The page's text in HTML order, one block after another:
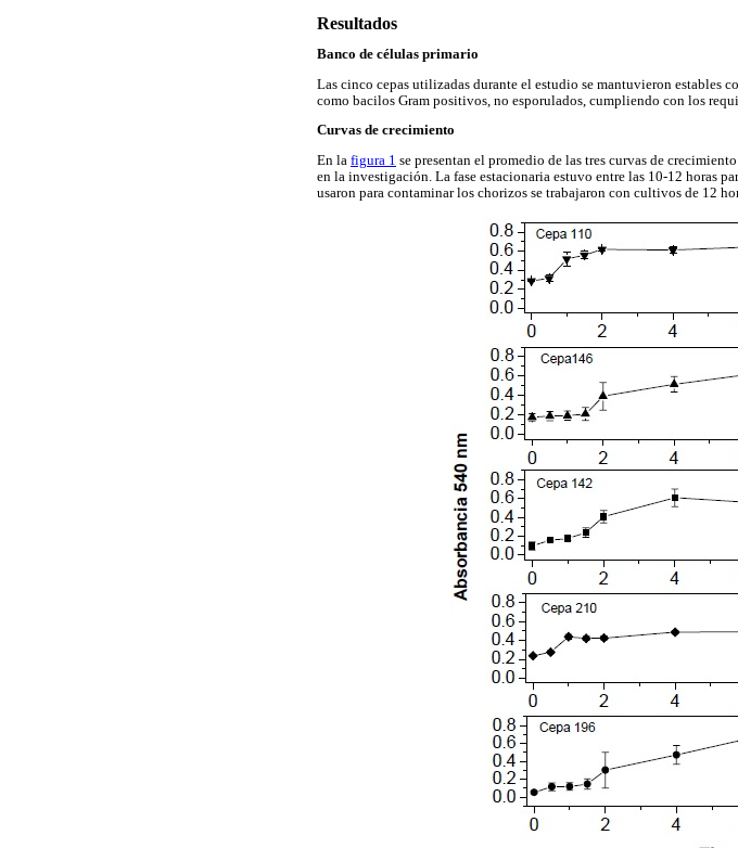
Resultados
Banco de células primario
Las cinco cepas utilizadas durante el estudio se mantuvieron estables
como bacilos Gram positivos, no esporulados, cumpliendo con los
Curvas de crecimiento
En la figura 1 se presentan el promedio de las tres curvas de
en la investigación. La fase estacionaria estuvo entre las 10-12 horas
usaron para contaminar los chorizos se trabajaron con cultivos de 12